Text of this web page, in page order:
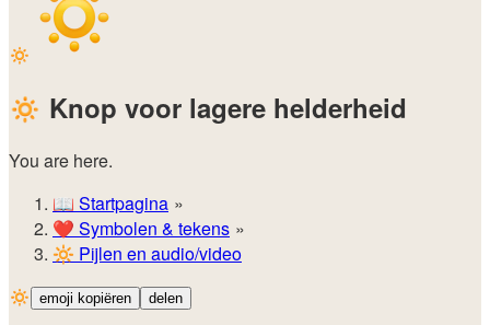
🔅
🔅 Knop voor lagere helderheid
You are here.
📖 Startpagina
❤️ Symbolen & tekens
🔆 Pijlen en audio/video
🔅
emoji kopiëren delen